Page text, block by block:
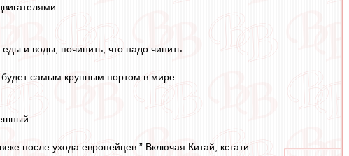
и воды, починить, что надо чинить…
будет самым крупным портом в мире.
после ухода европейцев.” Включая Китай, кстати.